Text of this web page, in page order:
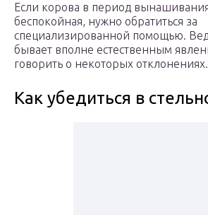
Если корова в период
беспокойная, нужно обратиться за
специализированной помощью.
бывает вполне естественным
говорить о некоторых отклонениях.
Как убедиться в